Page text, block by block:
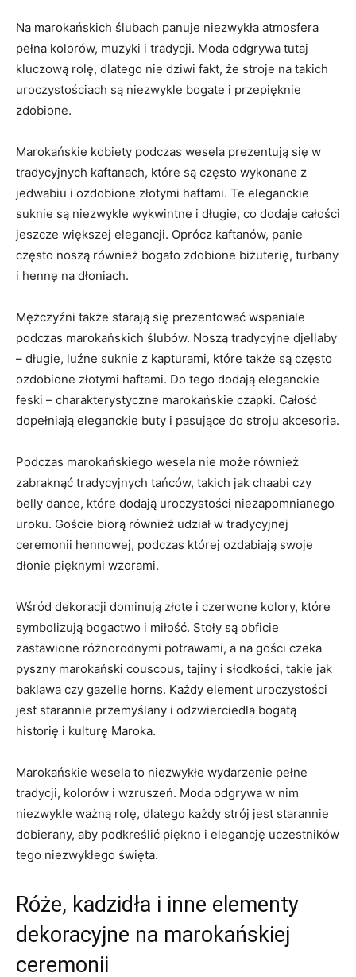
Na marokańskich ślubach panuje niezwykła atmosfera
⁢pełna kolorów,⁤ muzyki i tradycji. Moda odgrywa tutaj
kluczową rolę, dlatego nie dziwi fakt, że⁣ stroje na⁣ takich
uroczystościach są niezwykle bogate i przepięknie‌
zdobione.
Marokańskie kobiety podczas⁤ wesela ⁢prezentują ⁢się w
tradycyjnych kaftanach, ⁢które⁢ są często wykonane z
jedwabiu i ozdobione złotymi haftami. Te eleganckie
suknie są niezwykle wykwintne i długie, co dodaje całości​
jeszcze większej elegancji. Oprócz kaftanów, panie
często noszą⁢ również ⁣bogato⁣ zdobione biżuterię,⁢ turbany
i hennę na dłoniach.
Mężczyźni także starają się prezentować wspaniale
podczas ​marokańskich ślubów. ⁣Noszą ⁢tradycyjne djellaby‍
– długie, luźne⁣ suknie z kapturami, które także są często
ozdobione ‍złotymi⁢ haftami. Do tego ‌dodają eleganckie
feski‍ – charakterystyczne marokańskie czapki. Całość
dopełniają eleganckie buty‌ i pasujące do stroju ⁢akcesoria.
Podczas marokańskiego wesela⁤ nie⁣ może również
zabraknąć⁢ tradycyjnych tańców, takich ​jak chaabi czy
‌belly dance, które ⁣dodają ⁣uroczystości niezapomnianego
uroku. Goście ⁢biorą również udział w ​tradycyjnej
⁤ceremonii hennowej, podczas ⁤której ozdabiają swoje
dłonie pięknymi ‍wzorami.
Wśród dekoracji dominują ⁢złote ⁢i czerwone kolory, które
symbolizują bogactwo⁢ i miłość. Stoły są obficie
⁢zastawione różnorodnymi ⁣potrawami, a na ⁤gości czeka⁢
pyszny marokański ‍couscous, tajiny i słodkości,⁤ takie jak
baklawa czy gazelle horns. ​Każdy element uroczystości
jest starannie przemyślany‍ i‍ odzwierciedla ‌bogatą
historię i kulturę Maroka.
Marokańskie wesela ‌to niezwykłe wydarzenie ​pełne
tradycji, kolorów ⁣i ‌wzruszeń. Moda odgrywa w nim
niezwykle ważną rolę, ⁤dlatego każdy strój jest starannie
dobierany, ‌aby‍ podkreślić piękno ⁤i elegancję uczestników
tego niezwykłego święta.
Róże, kadzidła i ​inne elementy
dekoracyjne na‍ marokańskiej
ceremonii